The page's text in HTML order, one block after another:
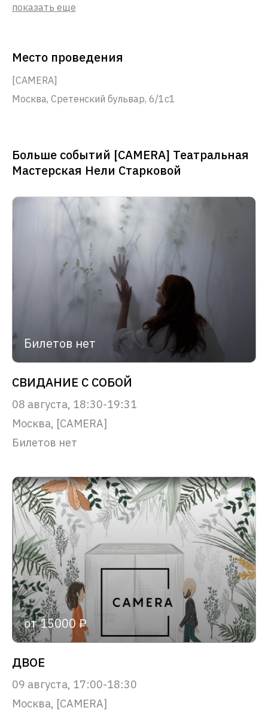
показать еще
Место проведения
[CAMERA]
Москва, Сретенский бульвар, 6/1с1
Больше событий [CAMERA] Театральная
Мастерская Нели Старковой
Билетов нет
СВИДАНИЕ С СОБОЙ
08 августа, 18:30-19:31
Москва, [CAMERA]
Билетов нет
от 15000 ₽
ДВОЕ
09 августа, 17:00-18:30
Москва, [CAMERA]